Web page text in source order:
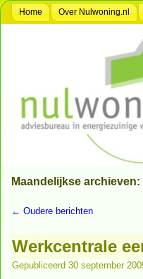
Home Over Nulwoning.nl
Maandelijkse archieven:
← Oudere berichten
Werkcentrale
Gepubliceerd 30 september